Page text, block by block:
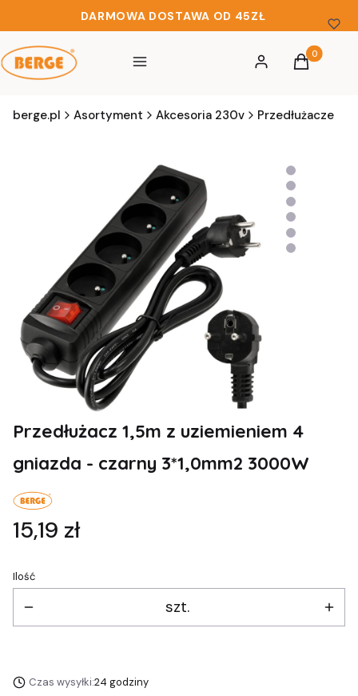
DARMOWA DOSTAWA OD 45ZŁ
Menu Zaloguj sięProdukty
Koszyk
berge.pl Asortyment Akcesoria 230v Przedłużacze
Przedłużacz 1,5m z uziemieniem 4
gniazda - czarny 3*1,0mm2 3000W
Cena
15,19 zł
Ilość
szt.
Czas wysyłki:24 godziny